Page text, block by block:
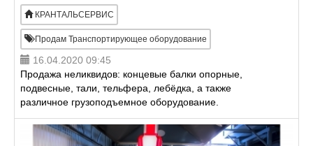
КРАНТАЛЬСЕРВИС
Продам Транспортирующее оборудование
16.04.2020 09:45
Продажа неликвидов: концевые балки опорные,
подвесные, тали, тельфера, лебёдка, а также
различное грузоподъемное оборудование.
Различной грузоподъемности.